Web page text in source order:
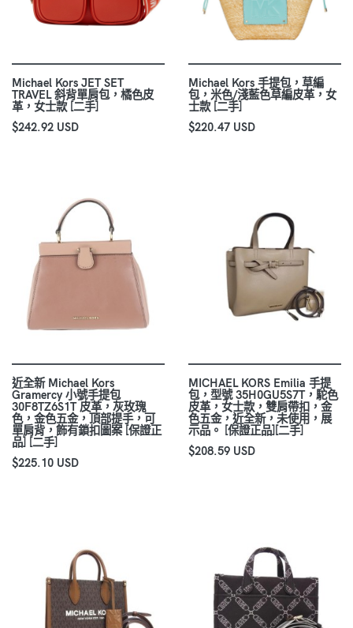
Michael Kors JET SET
TRAVEL 斜背單肩包，橘色皮
革，女士款 [二手]
$242.92 USD
Michael Kors 手提包，草編
包，米色/淺藍色草編皮革，女
士款 [二手]
$220.47 USD
近全新 Michael Kors
Gramercy 小號手提包
30F8TZ6S1T 皮革，灰玫瑰
色，金色五金，頂部提手，可
單肩背，飾有鎖扣圖案 [保證正
品] [二手]
$225.10 USD
MICHAEL KORS Emilia 手提
包，型號 35H0GU5S7T，駝色
皮革，女士款，雙肩帶扣，金
色五金，近全新，未使用，展
示品。 [保證正品][二手]
$208.59 USD